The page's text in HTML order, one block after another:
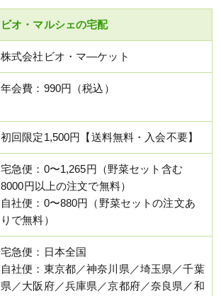
ビオ・マルシェの宅配
株式会社ビオ・マ―ケット
年会費：990円（税込）
初回限定1,500円【送料無料・入会不要】
宅急便：0〜1,265円（野菜セット含む
8000円以上の注文で無料）
自社便：0〜880円（野菜セットの注文あ
りで無料）
宅急便：日本全国
自社便：東京都／神奈川県／埼玉県／千葉
県／大阪府／兵庫県／京都府／奈良県／和